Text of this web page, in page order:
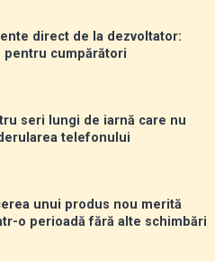
direct de la dezvoltator:
pentru cumpărători
seri lungi de iarnă care nu
telefonului
unui produs nou merită
o perioadă fără alte schimbări